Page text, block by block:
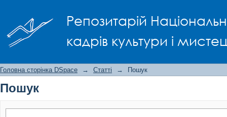
Репозитарій
кадрів культури і
Головна сторінка DSpace → Статті → Пошук
Пошук